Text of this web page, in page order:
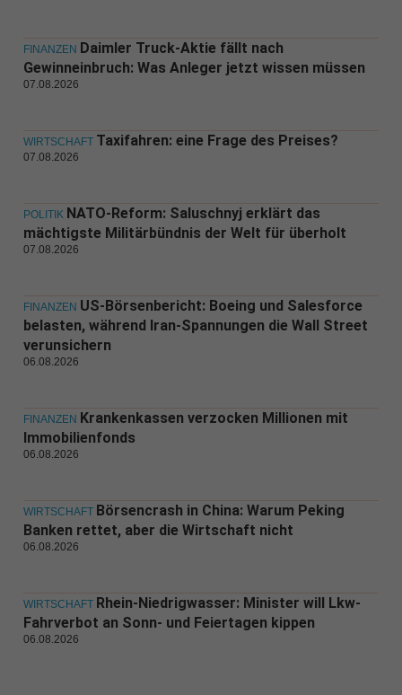
FINANZEN Daimler Truck-Aktie fällt nach
Gewinneinbruch: Was Anleger jetzt wissen müssen
07.08.2026
WIRTSCHAFT Taxifahren: eine Frage des Preises?
07.08.2026
POLITIK NATO-Reform: Saluschnyj erklärt das
mächtigste Militärbündnis der Welt für überholt
07.08.2026
FINANZEN US-Börsenbericht: Boeing und Salesforce
belasten, während Iran-Spannungen die Wall Street
verunsichern
06.08.2026
FINANZEN Krankenkassen verzocken Millionen mit
Immobilienfonds
06.08.2026
WIRTSCHAFT Börsencrash in China: Warum Peking
Banken rettet, aber die Wirtschaft nicht
06.08.2026
WIRTSCHAFT Rhein-Niedrigwasser: Minister will Lkw-
Fahrverbot an Sonn- und Feiertagen kippen
06.08.2026